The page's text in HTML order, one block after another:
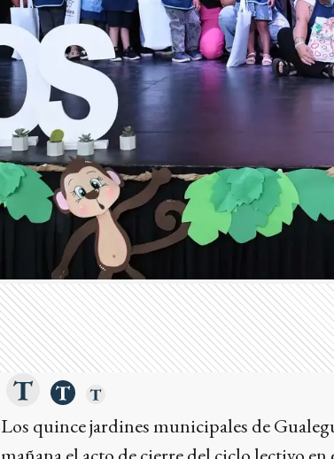
Los quince jardines municipales de